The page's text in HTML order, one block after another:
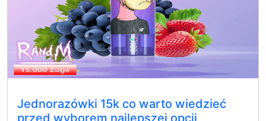
Jednorazówki 15k co warto wiedzieć
przed wyborem najlepszej opcji